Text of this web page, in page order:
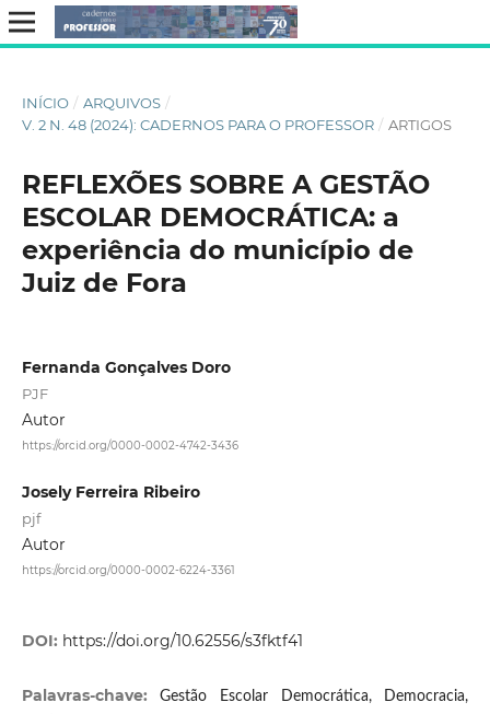
INÍCIO / ARQUIVOS /
V. 2 N. 48 (2024): CADERNOS PARA O PROFESSOR / ARTIGOS
REFLEXÕES SOBRE A GESTÃO
ESCOLAR DEMOCRÁTICA: a
experiência do município de
Juiz de Fora
Fernanda Gonçalves Doro
PJF
Autor
https://orcid.org/0000-0002-4742-3436
Josely Ferreira Ribeiro
pjf
Autor
https://orcid.org/0000-0002-6224-3361
DOI: https://doi.org/10.62556/s3fktf41
Palavras-chave:Gestão Escolar Democrática, Democracia,